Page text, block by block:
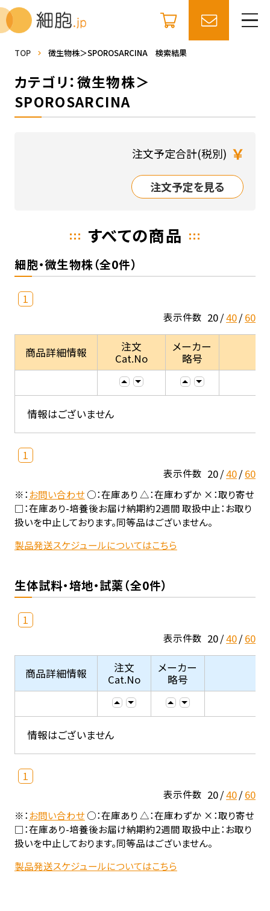
TOP 微生物株＞SPOROSARCINA 検索結果
カテゴリ：微生物株＞
SPOROSARCINA
注文予定合計(税別) ￥
注文予定を見る
すべての商品
細胞・微生物株（全0件）
1
表示件数 20 40 60
商品詳細情報
注文
Cat.No
メーカー
略号
情報はございません
1
表示件数 20 40 60
※：お問い合わせ○：在庫あり △：在庫わずか ×：取り寄せ
□：在庫あり-培養後お届け納期約2週間 取扱中止：お取り
扱いを中止しております。同等品はございません。
製品発送スケジュールについてはこちら
生体試料・培地・試薬（全0件）
1
表示件数 20 40 60
商品詳細情報
注文
Cat.No
メーカー
略号
情報はございません
1
表示件数 20 40 60
※：お問い合わせ○：在庫あり △：在庫わずか ×：取り寄せ
□：在庫あり-培養後お届け納期約2週間 取扱中止：お取り
扱いを中止しております。同等品はございません。
製品発送スケジュールについてはこちら